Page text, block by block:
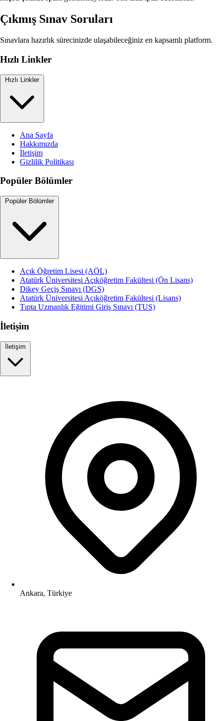
Çıkmış Sınav Soruları
Sınavlara hazırlık sürecinizde ulaşabileceğiniz en kapsamlı platform.
Hızlı Linkler
Hızlı Linkler
Ana Sayfa
Hakkımızda
İletişim
Gizlilik Politikası
Popüler Bölümler
Popüler Bölümler
Açık Öğretim Lisesi (AÖL)
Atatürk Üniversitesi Açıköğretim Fakültesi (Ön Lisans)
Dikey Geçiş Sınavı (DGS)
Atatürk Üniversitesi Açıköğretim Fakültesi (Lisans)
Tıpta Uzmanlık Eğitimi Giriş Sınavı (TUS)
İletişim
İletişim
Ankara, Türkiye